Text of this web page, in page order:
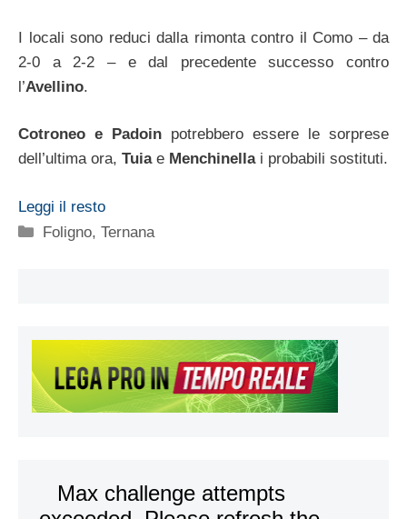
I locali sono reduci dalla rimonta contro il Como – da
2-0 a 2-2 – e dal precedente successo contro
l’Avellino.
Cotroneo e Padoin potrebbero essere le sorprese
dell’ultima ora, Tuiae Menchinellai probabili sostituti.
Leggi il resto
Categorie
Foligno,Ternana